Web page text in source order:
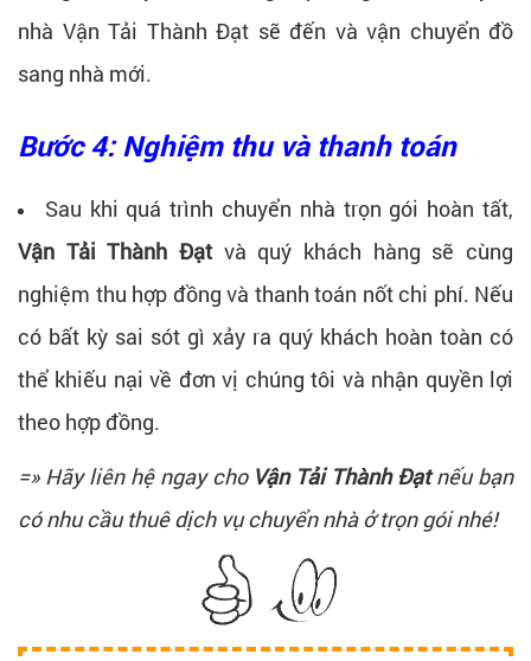
nhà Vận Tải Thành Đạt sẽ đến và vận chuyển đồ
sang nhà mới.
Bước 4: Nghiệm thu và thanh toán
Sau khi quá trình chuyển nhà trọn gói hoàn tất,
Vận Tải Thành Đạt và quý khách hàng sẽ cùng
nghiệm thu hợp đồng và thanh toán nốt chi phí. Nếu
có bất kỳ sai sót gì xảy ra quý khách hoàn toàn có
thể khiếu nại về đơn vị chúng tôi và nhận quyền lợi
theo hợp đồng.
=» Hãy liên hệ ngay cho Vận Tải Thành Đạtnếu bạn
có nhu cầu thuê dịch vụ chuyển nhà ở trọn gói nhé!